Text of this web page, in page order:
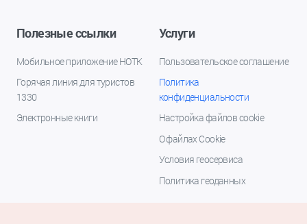
Полезные ссылки
Мобильное приложение НОТК
Горячая линия для туристов
1330
Электронные книги
Услуги
Пользовательское соглашение
Политика
конфиденциальности
Настройка файлов cookie
О файлах Cookie
Условия геосервиса
Политика геоданных